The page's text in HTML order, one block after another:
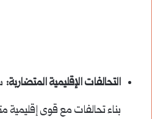
التحالفات الإقليمية المتضاربة:
بناء تحالفات مع قوى إقليمية